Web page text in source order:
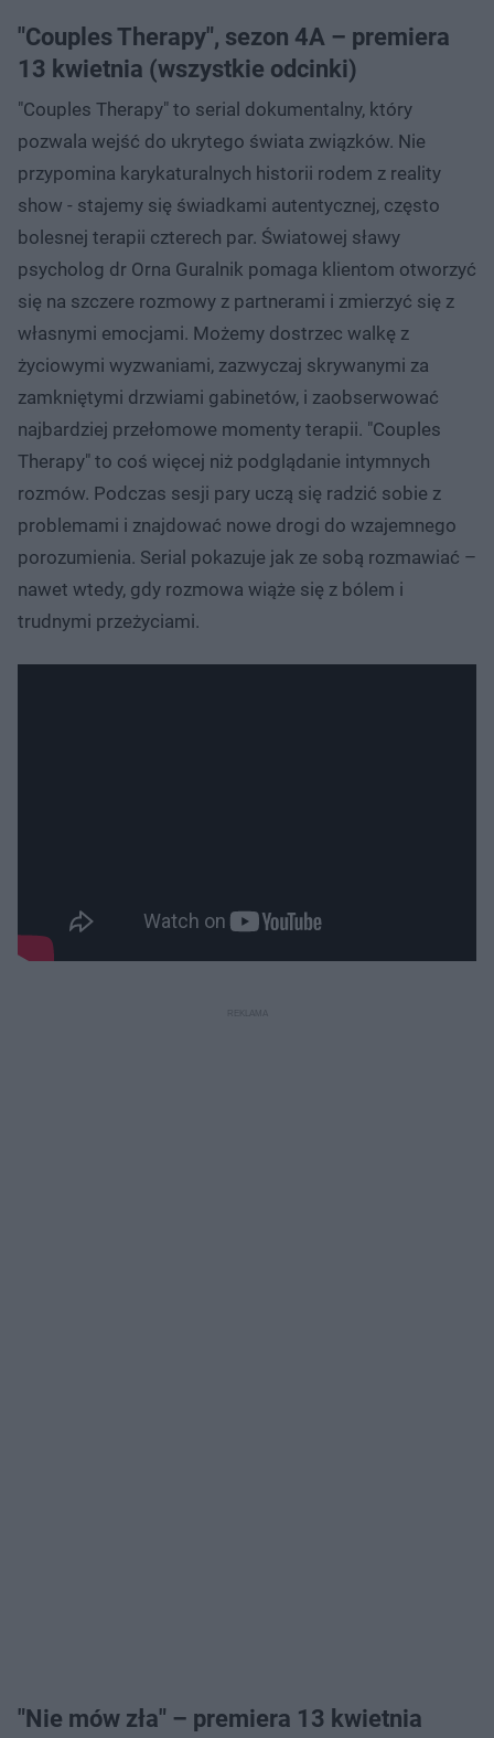
"Couples Therapy", sezon 4A – premiera
13 kwietnia (wszystkie odcinki)
"Couples Therapy" to serial dokumentalny, który
pozwala wejść do ukrytego świata związków. Nie
przypomina karykaturalnych historii rodem z reality
show - stajemy się świadkami autentycznej, często
bolesnej terapii czterech par. Światowej sławy
psycholog dr Orna Guralnik pomaga klientom otworzyć
się na szczere rozmowy z partnerami i zmierzyć się z
własnymi emocjami. Możemy dostrzec walkę z
życiowymi wyzwaniami, zazwyczaj skrywanymi za
zamkniętymi drzwiami gabinetów, i zaobserwować
najbardziej przełomowe momenty terapii. "Couples
Therapy" to coś więcej niż podglądanie intymnych
rozmów. Podczas sesji pary uczą się radzić sobie z
problemami i znajdować nowe drogi do wzajemnego
porozumienia. Serial pokazuje jak ze sobą rozmawiać –
nawet wtedy, gdy rozmowa wiąże się z bólem i
trudnymi przeżyciami.
"Nie mów zła" – premiera 13 kwietnia